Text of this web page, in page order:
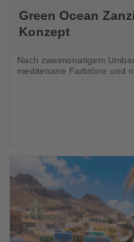
Sie
die
Nachrichten
Green Ocean
Konzept
Nach zweimonatigem
mediterrane Farbtöne und